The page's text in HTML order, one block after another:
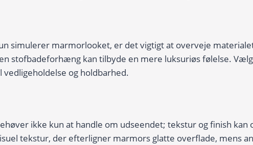
simulerer marmorlooket, er det vigtigt at overveje
stofbadeforhæng kan tilbyde en mere luksuriøs følelse.
og holdbarhed.
ikke kun at handle om udseendet; tekstur og finish kan
tekstur, der efterligner marmors glatte overflade, mens